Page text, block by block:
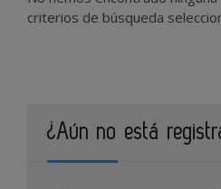
criterios de búsqueda
¿Aún no está